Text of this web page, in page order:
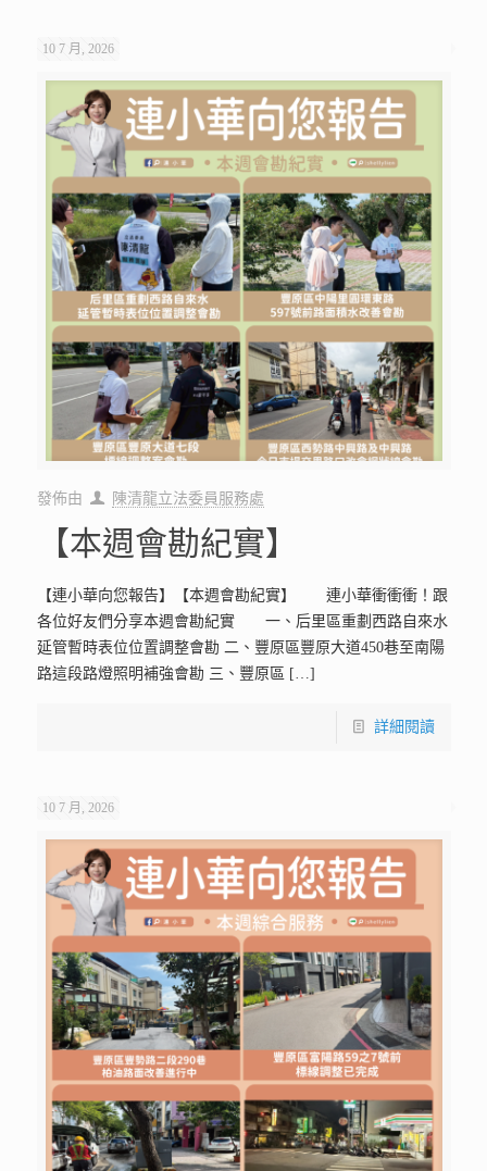
10 7 月, 2026
發佈由 陳清龍立法委員服務處
【本週會勘紀實】
【連小華向您報告】【本週會勘紀實】 連小華衝衝衝！跟
各位好友們分享本週會勘紀實 一、后里區重劃西路自來水
延管暫時表位位置調整會勘 二、豐原區豐原大道450巷至南陽
路這段路燈照明補強會勘 三、豐原區 […]
詳細閱讀
10 7 月, 2026